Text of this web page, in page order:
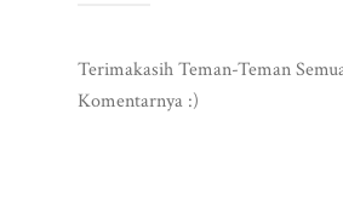
Terimakasih Teman-Teman
Komentarnya :)